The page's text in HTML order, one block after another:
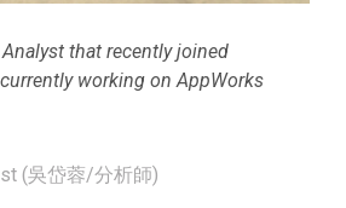
Analyst that recently joined
working on AppWorks
(吳岱蓉/分析師)